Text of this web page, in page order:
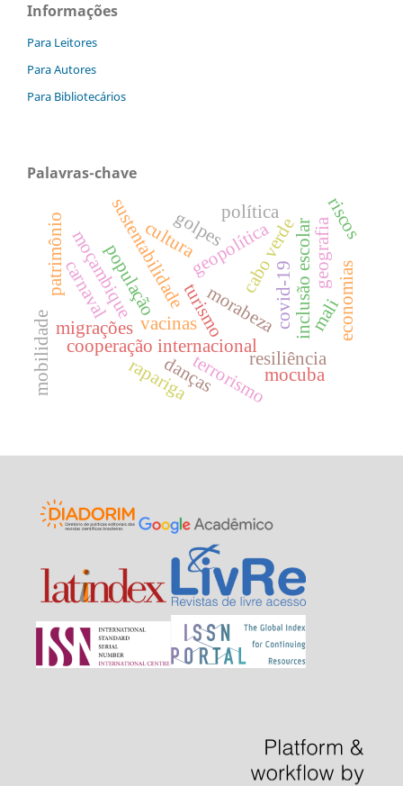
Informações
Para Leitores
Para Autores
Para Bibliotecários
Palavras-chave
cabo verde
turismomorabeza
cooperação internacional
covid-19
vacinas
geopolítica
migrações
população
resiliência
sustentabilidade inclusão escolarmali
golpespolítica
terrorismo
moçambiquecultura
danças
economias
carnaval
patrimônio
rapariga
geografia
mobilidade
riscos
mocuba